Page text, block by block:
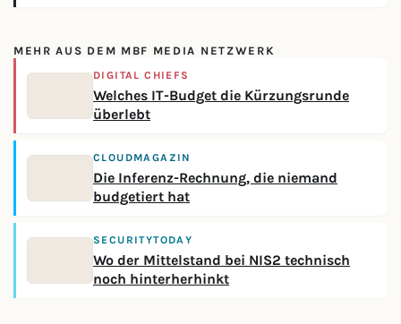
MEHR AUS DEM MBF MEDIA NETZWERK
DIGITAL CHIEFS
Welches IT-Budget die Kürzungsrunde
überlebt
CLOUDMAGAZIN
Die Inferenz-Rechnung, die niemand
budgetiert hat
SECURITYTODAY
Wo der Mittelstand bei NIS2 technisch
noch hinterherhinkt